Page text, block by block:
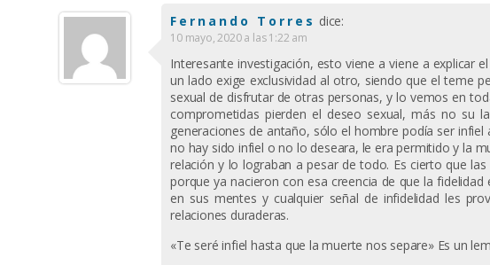
Fernando Torres dice:
10 mayo, 2020 a las 1:22 am
Interesante investigación, esto viene a viene a explicar
un lado exige exclusividad al otro, siendo que el teme
sexual de disfrutar de otras personas, y lo vemos en
comprometidas pierden el deseo sexual, más no su
generaciones de antaño, sólo el hombre podía ser
no hay sido infiel o no lo deseara, le era permitido y la
relación y lo lograban a pesar de todo. Es cierto que
porque ya nacieron con esa creencia de que la
en sus mentes y cualquier señal de infidelidad les
relaciones duraderas.
«Te seré infiel hasta que la muerte nos separe» Es un